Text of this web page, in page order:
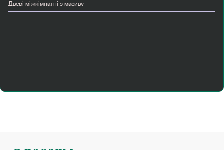
Двері міжкімнатні з масиву
Купити вхідні двері з ковкою